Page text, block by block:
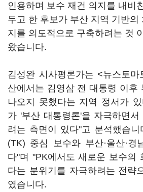
인용하며 보수 재건 의지를 내비
두고 한 후보가 부산 지역 기반의
지를 의도적으로 구축하려는 것
왔습니다.
김성완 시사평론가는 <뉴스토
산에서는 김영삼 전 대통령 이후
나오지 못했다는 지역 정서가
가 '부산 대통령론'을 자극하면
려는 측면이 있다"고 분석했습니
(TK) 중심 보수와 부산·울산·경
다"며 "PK에서도 새로운 보수의
다는 분위기를 자극하려는 전략
였습니다.